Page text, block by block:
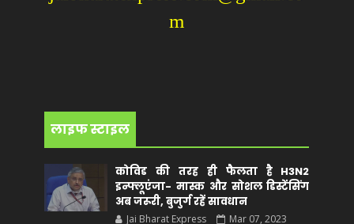
m
लाइफ स्टाइल
कोविड की तरह ही फैलता है H3N2
इन्फ्लूएंजा- मास्क और सोशल डिस्टेंसिंग
अब जरूरी, बुजुर्ग रहें सावधान
Jai Bharat Express Mar 07, 2023